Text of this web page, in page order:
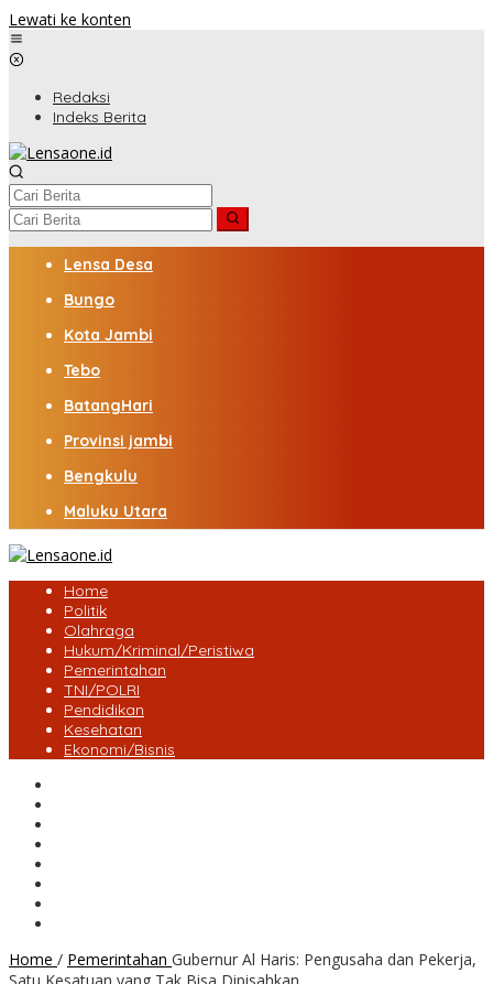
Lewati ke konten
Redaksi
Indeks Berita
Lensa Desa
Bungo
Kota Jambi
Tebo
BatangHari
Provinsi jambi
Bengkulu
Maluku Utara
Home
Politik
Olahraga
Hukum/Kriminal/Peristiwa
Pemerintahan
TNI/POLRI
Pendidikan
Kesehatan
Ekonomi/Bisnis
Home / Pemerintahan Gubernur Al Haris: Pengusaha dan Pekerja,